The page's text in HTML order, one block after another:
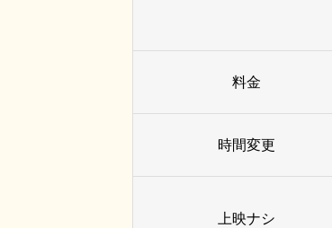
料金
時間変更
上映ナシ